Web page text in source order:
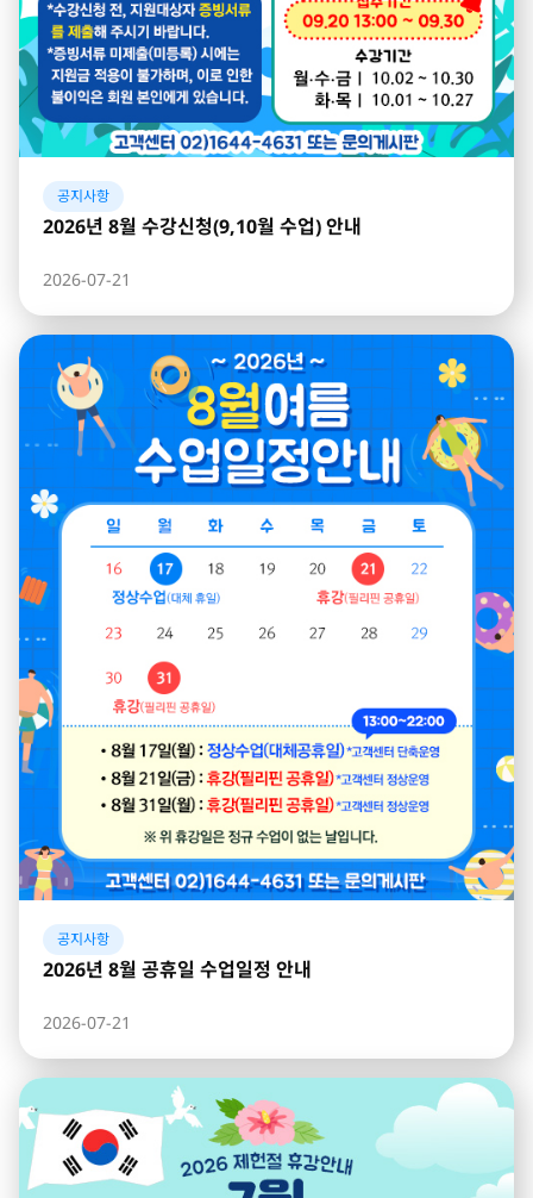
공지사항
2026년 8월 수강신청(9,10월 수업) 안내
2026-07-21
공지사항
2026년 8월 공휴일 수업일정 안내
2026-07-21